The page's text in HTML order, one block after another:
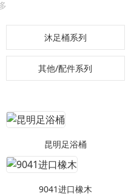
沐足桶系列
其他/配件系列
昆明足浴桶
9041进口橡木